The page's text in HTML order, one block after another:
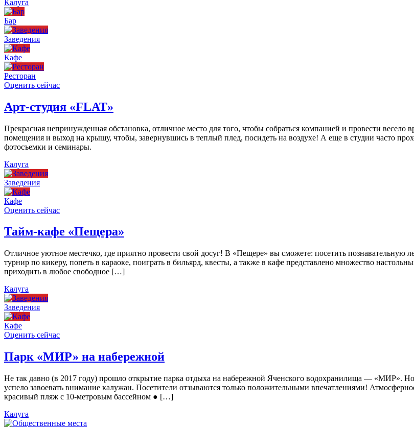
Калуга
Бар
Заведения
Кафе
Ресторан
Оценить сейчас
Арт-студия «FLAT»
Прекрасная непринужденная обстановка, отличное место для того, чтобы собраться компанией и провести
помещения и выход на крышу, чтобы, завернувшись в теплый плед, посидеть на воздухе! А еще в студии часто
фотосъемки и семинары.
Калуга
Заведения
Кафе
Оценить сейчас
Тайм-кафе «Пещера»
Отличное уютное местечко, где приятно провести свой досуг! В «Пещере» вы сможете: посетить познавательную
турнир по кикеру, попеть в караоке, поиграть в бильярд, квесты, а также в кафе представлено множество
приходить в любое свободное […]
Калуга
Заведения
Кафе
Оценить сейчас
Парк «МИР» на набережной
Не так давно (в 2017 году) прошло открытие парка отдыха на набережной Яченского водохранилища — «МИР».
успело завоевать внимание калужан. Посетители отзываются только положительными впечатлениями!
красивый пляж с 10-метровым бассейном ● […]
Калуга